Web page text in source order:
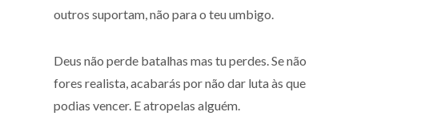
outros suportam, não para o teu umbigo.
Deus não perde batalhas mas tu perdes. Se não
fores realista, acabarás por não dar luta às que
podias vencer. E atropelas alguém.